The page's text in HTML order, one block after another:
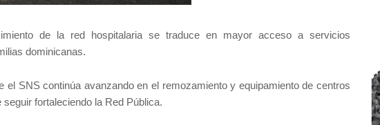
de la red hospitalaria se traduce en mayor acceso a servicios
dominicanas.
SNS continúa avanzando en el remozamiento y equipamiento de centros
fortaleciendo la Red Pública.